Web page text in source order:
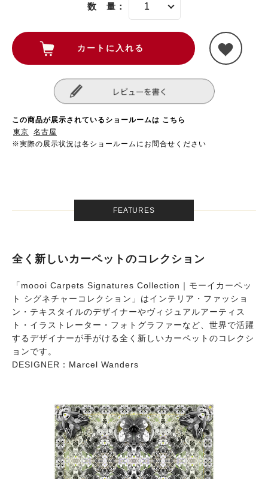
数 量：
この商品が展示されているショールームは こちら
東京
名古屋
※実際の展示状況は各ショールームにお問合せください
FEATURES
全く新しいカーペットのコレクション
「moooi Carpets Signatures Collection｜モーイカーペッ
ト シグネチャーコレクション」はインテリア・ファッショ
ン・テキスタイルのデザイナーやヴィジュアルアーティス
ト・イラストレーター・フォトグラファーなど、世界で活躍
するデザイナーが手がける全く新しいカーペットのコレクシ
ョンです。
DESIGNER：Marcel Wanders